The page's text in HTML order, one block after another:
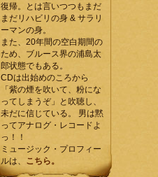
復帰。とは言いつつもまだ
まだリハビリの身 & サラリ
ーマンの身。
また、20年間の空白期間の
ため、ブルース界の浦島太
郎状態でもある。
CDは出始めのころから
「紫の煙を吹いて、粉にな
ってしまうぞ」と吹聴し、
未だに信じている。 男は黙
ってアナログ・レコードよ
っ！！
ミュージック・プロフィー
ルは、 こちら。